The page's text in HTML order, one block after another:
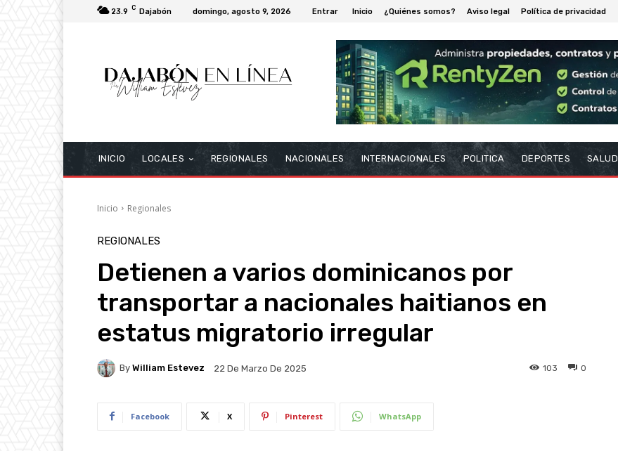
23.9 C Dajabón domingo, agosto 9, 2026 Entrar Inicio ¿Quiénes somos? Aviso legal Política de privacidad
INICIO LOCALES REGIONALES NACIONALES INTERNACIONALES POLITICA DEPORTES SALUD
Inicio Regionales
REGIONALES
Detienen a varios dominicanos por
transportar a nacionales haitianos en
estatus migratorio irregular
By William Estevez 22 De Marzo De 2025 0
103
Facebook X Pinterest WhatsApp